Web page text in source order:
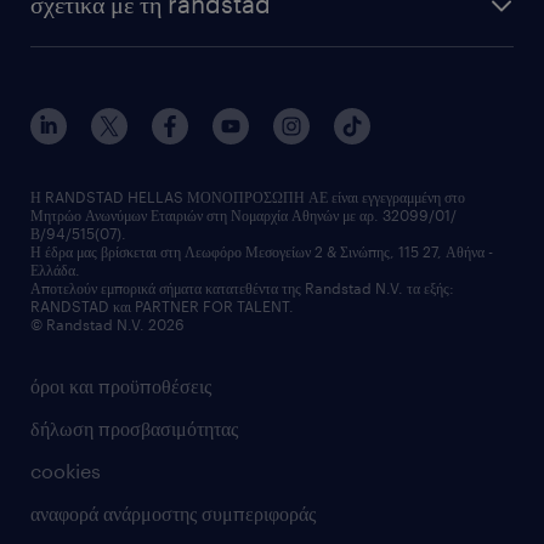
εκπαίδευση εργαζομένων
υπηρεσίες inhouse
υπηρεσίες redeployment
workforce insights
επικοινώνησε μαζί μας
employer brand
τα γραφεία μας
δελτία τύπου
οικονομικά στοιχεία
επικοινώνησε μαζί μας
όροι και προϋποθέσεις
δήλωση προσβασιμότητας
cookies
αναφορά ανάρμοστης συμπεριφοράς
Η RANDSTAD HELLAS ΜΟΝΟΠΡΟΣΩΠΗ ΑΕ είναι εγγεγραμμένη στο
Μητρώο Ανωνύμων Εταιριών στη Νομαρχία Αθηνών με αρ. 32099/01/
Β/94/515(07).
Η έδρα μας βρίσκεται στη Λεωφόρο Μεσογείων 2 & Σινώπης, 115 27, Αθήνα -
Ελλάδα.
Αποτελούν εμπορικά σήματα κατατεθέντα της Randstad N.V. τα εξής:
RANDSTAD και PARTNER FOR TALENT.
© Randstad N.V. 2026